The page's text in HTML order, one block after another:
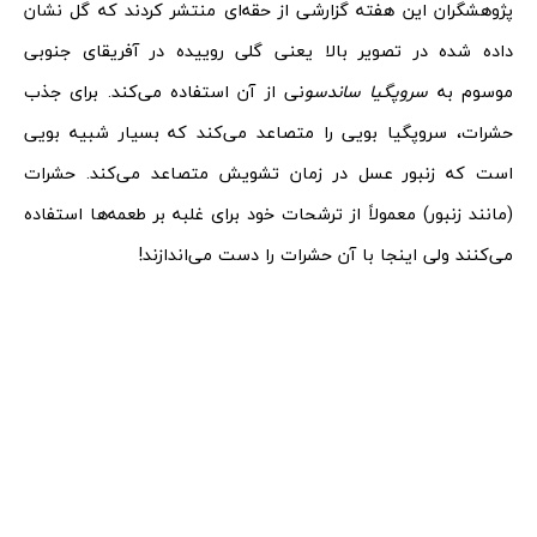
پژوهشگران این هفته گزارشی از حقه‌ای منتشر کردند که گل نشان
داده شده در تصویر بالا یعنی گلی روییده در آفریقای جنوبی
موسوم به سروپگیا ساندسونی از آن استفاده می‌کند. برای جذب
حشرات، سروپگیا بویی را متصاعد می‌کند که بسیار شبیه بویی
است که زنبور عسل در زمان تشویش متصاعد می‌کند. حشرات
(مانند زنبور) معمولاً از ترشحات خود برای غلبه بر طعمه‌ها استفاده
می‌کنند ولی اینجا با آن حشرات را دست می‌اندازند!